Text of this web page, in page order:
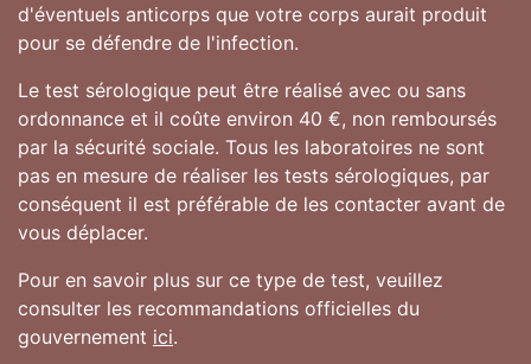
d'éventuels anticorps que votre corps aurait produit
pour se défendre de l'infection.
Le test sérologique peut être réalisé avec ou sans
ordonnance et il coûte environ 40 €, non remboursés
par la sécurité sociale. Tous les laboratoires ne sont
pas en mesure de réaliser les tests sérologiques, par
conséquent il est préférable de les contacter avant de
vous déplacer.
Pour en savoir plus sur ce type de test, veuillez
consulter les recommandations officielles du
gouvernement ici.